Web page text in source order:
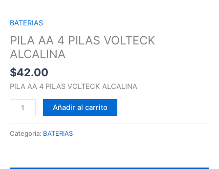
BATERIAS
PILA AA 4 PILAS VOLTECK
ALCALINA
$42.00
PILA AA 4 PILAS VOLTECK ALCALINA
Añadir al carrito
Categoría: BATERIAS